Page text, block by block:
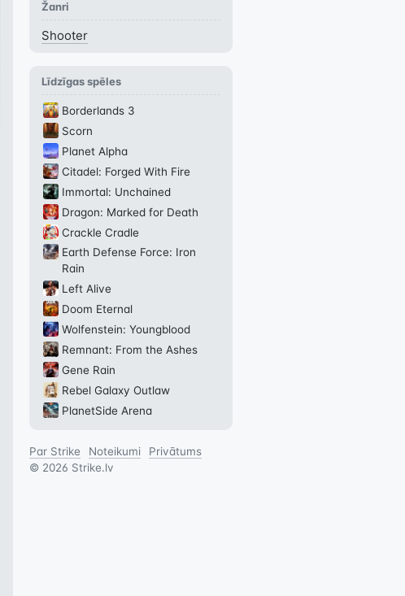
Žanri
Shooter
Līdzīgas spēles
Borderlands 3
Scorn
Planet Alpha
Citadel: Forged With Fire
Immortal: Unchained
Dragon: Marked for Death
Crackle Cradle
Earth Defense Force: Iron
Rain
Left Alive
Doom Eternal
Wolfenstein: Youngblood
Remnant: From the Ashes
Gene Rain
Rebel Galaxy Outlaw
PlanetSide Arena
Par Strike Noteikumi
Privātums
© 2026 Strike.lv